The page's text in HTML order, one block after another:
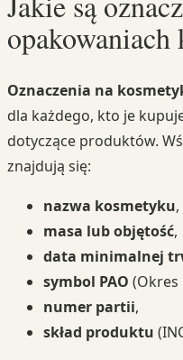
Oznaczenia na
dla każdego, kto je
dotyczące produktów.
znajdują się:
nazwa kosmetyku,
masa lub objętość,
data minimalnej
symbol PAO (Okres
numer partii,
skład produktu